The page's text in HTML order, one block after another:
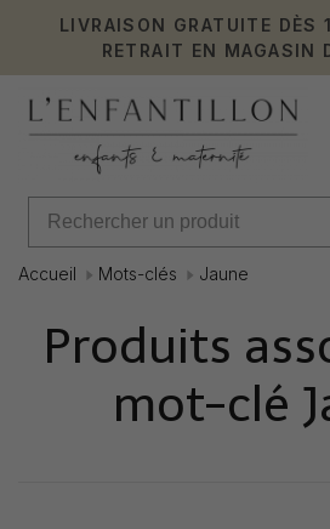
LIVRAISON GRATUITE DÈS
RETRAIT EN MAGASIN
Accueil Mots-clés Jaune
Produits
mot-clé